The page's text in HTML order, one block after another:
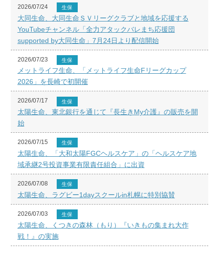
2026/07/24 生保
大同生命、大同生命ＳＶリーグクラブと地域を応援する
YouTubeチャンネル「全力アタックバレまち応援団
supported by大同生命」7月24日より配信開始
2026/07/23 生保
メットライフ生命、「メットライフ生命Fリーグカップ
2026」を長崎で初開催
2026/07/17 生保
太陽生命、東北銀行を通じて『長生きMy介護』の販売を開
始
2026/07/15 生保
太陽生命、「大和太陽FGCヘルスケア」の「ヘルスケア地
域承継2号投資事業有限責任組合」に出資
2026/07/08 生保
太陽生命、ラグビー1dayスクールin札幌に特別協賛
2026/07/03 生保
太陽生命、くつきの森林（もり）『いきもの集まれ大作
戦！』の実施